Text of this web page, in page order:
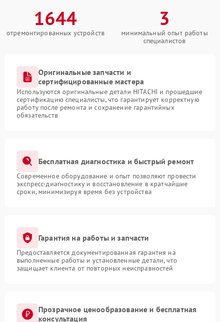
1644
отремонтированных устройств
3
минимальный опыт работы
специалистов
Оригинальные запчасти и
сертифицированные мастера
Используются оригинальные детали HITACHI и прошедшие
сертификацию специалисты, что гарантирует корректную
работу после ремонта и сохранение гарантийных
обязательств
Бесплатная диагностика и быстрый ремонт
Современное оборудование и опыт позволяют провести
экспресс-диагностику и восстановление в кратчайшие
сроки, минимизируя время без устройства
Гарантия на работы и запчасти
Предоставляется документированная гарантия на
выполненные работы и установленные детали, что
защищает клиента от повторных неисправностей
Прозрачное ценообразование и бесплатная
консультация